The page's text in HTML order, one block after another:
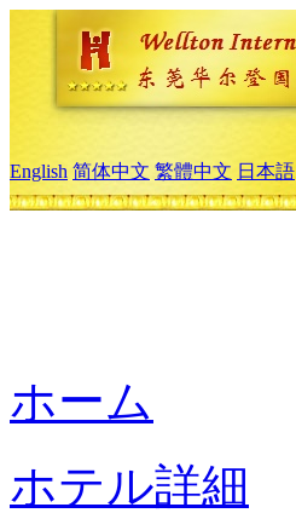
English 简体中文 繁體中文 日本語
ホーム
ホテル詳細